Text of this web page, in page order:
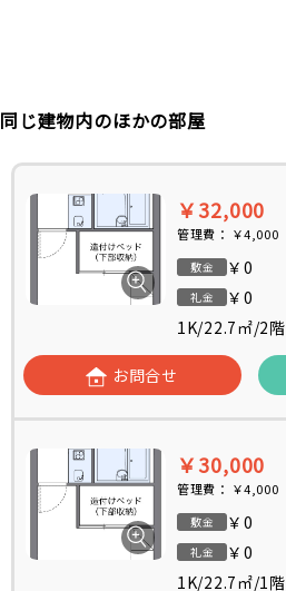
同じ建物内のほかの部屋
￥32,000
管理費： ￥4,000
敷金 ￥0
礼金
￥0
1K/22.7㎡/2階
お問合せ
￥30,000
管理費： ￥4,000
敷金 ￥0
礼金
￥0
1K/22.7㎡/1階